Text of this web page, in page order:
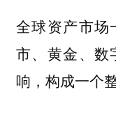
全球资产市场
市、黄金、数
响，构成一个整